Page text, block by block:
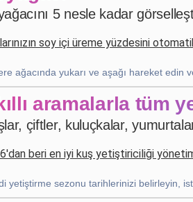
hafta önce
star
yıldızlı değerlendirme
geçen ay
Robert Banasiewicz ·Polska
5 nesle kadar
soy içi üreme yüzdesini
ağacında yukarı ve aşağı hareket edin
aramalarla tüm
çiftler, kuluçkalar,
beri en iyi kuş yetiştiriciliği
yetiştirme sezonu tarihlerinizi belirleyin,